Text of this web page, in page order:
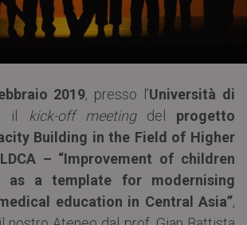
2019, presso l’Università di
il kick-off meetingdel progetto
Building in the Field of Higher
– “Improvement of children
as a template for modernising
education in Central Asia”,